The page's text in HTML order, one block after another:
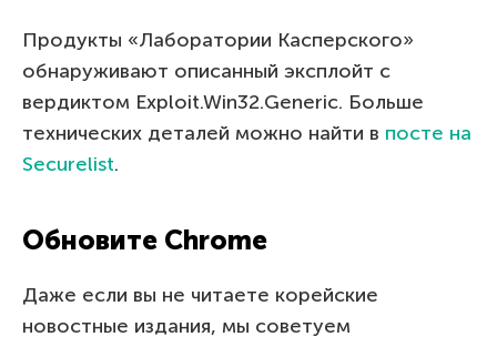
Продукты «Лаборатории Касперского»
обнаруживают описанный эксплойт с
вердиктом Exploit.Win32.Generic. Больше
технических деталей можно найти в посте на
Securelist.
Обновите Chrome
Даже если вы не читаете корейские
новостные издания, мы советуем